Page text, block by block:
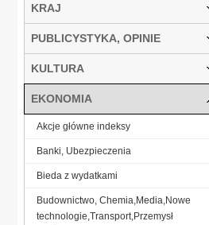
KRAJ
PUBLICYSTYKA, OPINIE
KULTURA
EKONOMIA
Akcje główne indeksy
Banki, Ubezpieczenia
Bieda z wydatkami
Budownictwo, Chemia,Media,Nowe
technologie,Transport,Przemysł